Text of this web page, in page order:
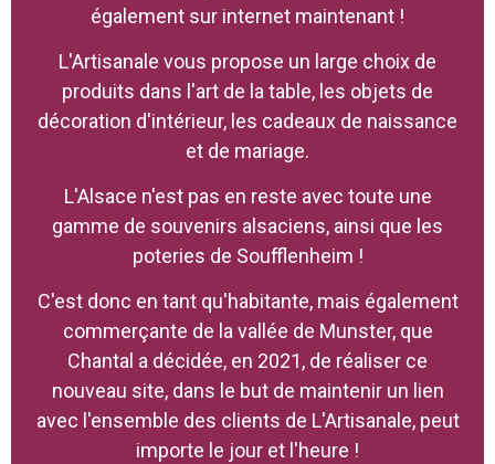
également sur internet maintenant !
L'Artisanale vous propose un large choix de
produits dans l'art de la table, les objets de
décoration d'intérieur, les cadeaux de naissance
et de mariage.
L'Alsace n'est pas en reste avec toute une
gamme de souvenirs alsaciens, ainsi que les
poteries de Soufflenheim !
C'est donc en tant qu'habitante, mais également
commerçante de la vallée de Munster, que
Chantal a décidée, en 2021, de réaliser ce
nouveau site, dans le but de maintenir un lien
avec l'ensemble des clients de L'Artisanale, peut
importe le jour et l'heure !